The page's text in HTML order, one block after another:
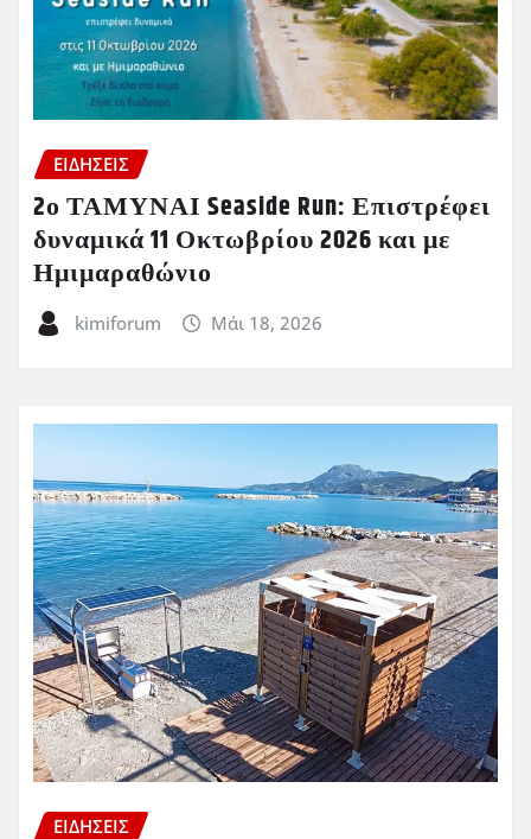
ΕΙΔΗΣΕΙΣ
2ο ΤΑΜΥΝΑΙ Seaside Run: Επιστρέφει
δυναμικά 11 Οκτωβρίου 2026 και με
Ημιμαραθώνιο
kimiforum Μάι 18, 2026
ΕΙΔΗΣΕΙΣ